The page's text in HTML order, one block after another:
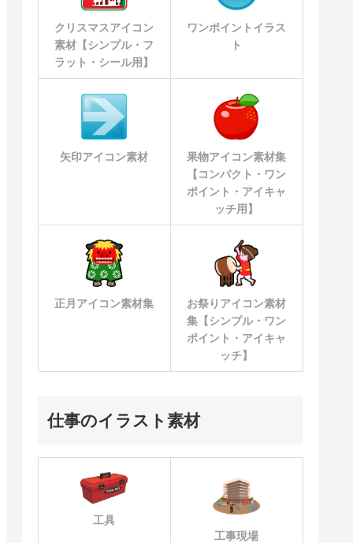
クリスマスアイコン
素材【シンプル・フ
ラット・シール用】
ワンポイントイラス
ト
矢印アイコン素材
果物アイコン素材集
【コンパクト・ワン
ポイント・アイキャ
ッチ用】
正月アイコン素材集
お祭りアイコン素材
集【シンプル・ワン
ポイント・アイキャ
ッチ】
仕事のイラスト素材
工具
工事現場